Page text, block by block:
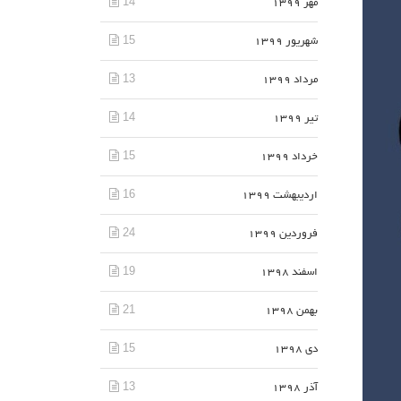
مهر 1399
شهریور 1399 15
مرداد 1399 13
تیر 1399 14
خرداد 1399 15
اردیبهشت 1399 16
فروردین 1399 24
اسفند 1398 19
بهمن 1398 21
دی 1398 15
آذر 1398 13